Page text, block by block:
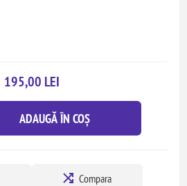
195,00 LEI
ADAUGĂ ÎN COȘ
Compara